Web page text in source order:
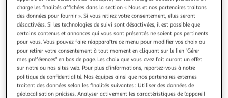
précédente
suivante
COMPTOIR DE LA BOUGIE
Diffuseur de parfum neda 200ml fleur de coton
Informations Techniques : Dimensions : D. 8,4 x H. 25 cm
Matières : Verre & Huile Spécificités : Design & Tendance
Senteur : Fleur de Coton Poids : 0,537 kg Couleur : Beige
En savoir +
Vendu par Paris Prix
charge les finalités affichées dans la section « Nous et nos partenaires traitons
des données pour fournir ». Si vous retirez votre consentement, elles seront
désactivées. Si les technologies de suivi sont désactivées, il est possible que
certains contenus et annonces qui vous sont présentés ne soient pas pertinents
pour vous. Vous pouvez faire réapparaître ce menu pour modifier vos choix ou
pour retirer votre consentement à tout moment en cliquant sur le lien "Gérer
mes préférences" en bas de page. Les choix que vous avez fait auront un effet
sur notre ou nos sites web. Pour plus d’informations, reportez-vous à notre
politique de confidentialité. Nos équipes ainsi que nos partenaires externes
traitent des données selon les finalités suivantes : Utiliser des données de
géolocalisation précises. Analyser activement les caractéristiques de l’appareil